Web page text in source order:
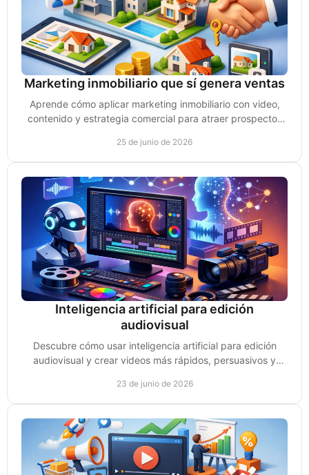
Marketing inmobiliario que sí genera ventas
Aprende cómo aplicar marketing inmobiliario con video,
contenido y estrategia comercial para atraer prospectos
25 de junio de 2026
Inteligencia artificial para edición
audiovisual
Descubre cómo usar inteligencia artificial para edición
audiovisual y crear videos más rápidos, persuasivos y
23 de junio de 2026